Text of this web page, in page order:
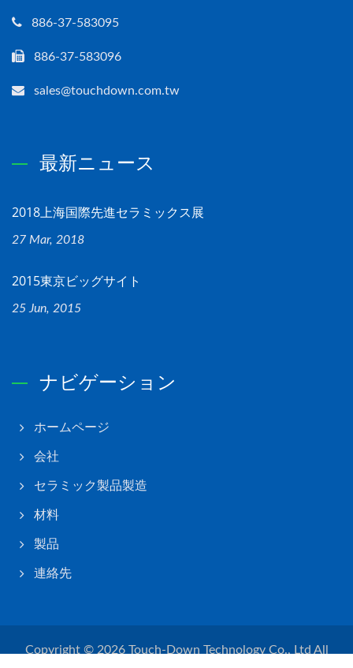
886-37-583095
886-37-583096
sales@touchdown.com.tw
最新ニュース
2018上海国際先進セラミックス展
27 Mar, 2018
2015東京ビッグサイト
25 Jun, 2015
ナビゲーション
ホームページ
会社
セラミック製品製造
材料
製品
連絡先
Copyright © 2026 Touch-Down Technology Co., Ltd All